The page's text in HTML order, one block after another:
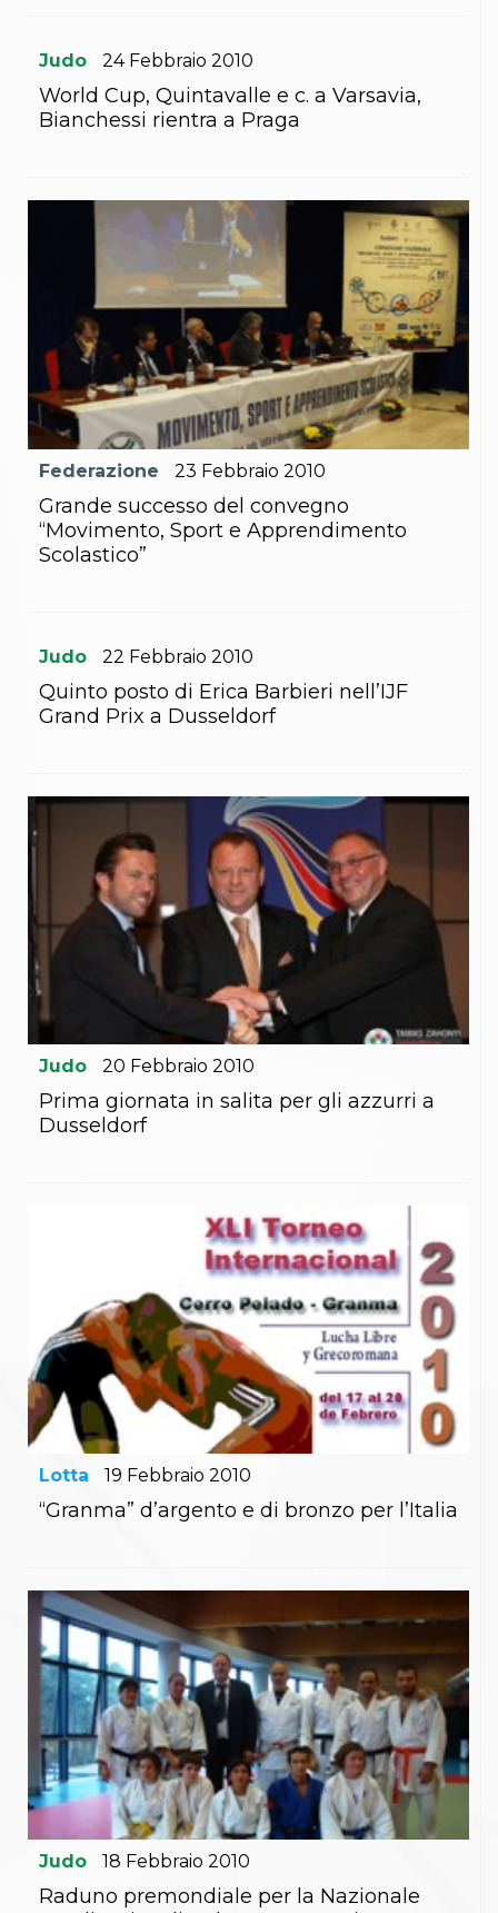
Merchandising
Mappa del sito
Cerca
Contatti
Newsletter
Catalogo formativo
Webinar
Corsi Monotematici
Corsi di Specializzazione
Corsi FIJLKAM-FISDIR
Corsi Preparatore Fisico
Edutraining class - Didattica infantile
Corso dirigenti sportivi
Corso Direttore di Gara
Abilitazioni
Sportello Fiscale
News
FAQ
Quesiti fiscali
Judo 24 Febbraio 2010
World Cup, Quintavalle e c. a Varsavia,
Bianchessi rientra a Praga
Federazione 23 Febbraio 2010
Grande successo del convegno
“Movimento, Sport e Apprendimento
Scolastico”
Judo 22 Febbraio 2010
Quinto posto di Erica Barbieri nell’IJF
Grand Prix a Dusseldorf
Judo 20 Febbraio 2010
Prima giornata in salita per gli azzurri a
Dusseldorf
Lotta 19 Febbraio 2010
“Granma” d’argento e di bronzo per l’Italia
Judo 18 Febbraio 2010
Raduno premondiale per la Nazionale